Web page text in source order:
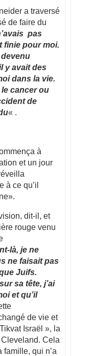
a traversé
de faire du
pas
finie pour moi.
y avait des
dans la vie.
cancer ou
de
« .
à
et un jour
à ce qu’il
dit-il, et
rouge venu
là, je ne
ne faisait pas
Juifs.
sa tête, j’ai
et qu’il
de vie et
Israël », la
Cela
qui n’a